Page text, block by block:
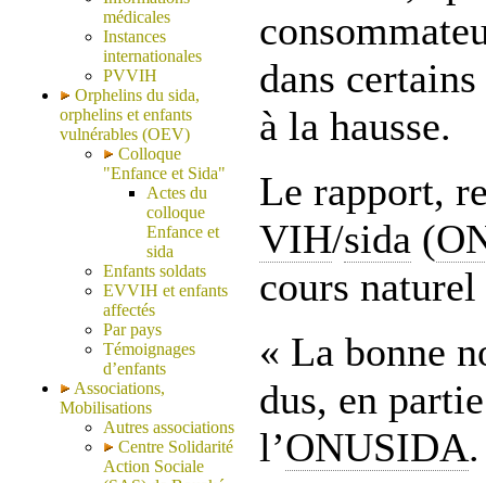
médicales
Instances
internationales
PVVIH
Orphelins du sida,
orphelins et enfants
vulnérables (OEV)
Colloque
"Enfance et Sida"
Actes du
colloque
Enfance et
sida
Enfants soldats
EVVIH et enfants
affectés
Par pays
Témoignages
d’enfants
Associations,
Mobilisations
Autres associations
Centre Solidarité
Action Sociale
dans
à la hausse.
Le rapport,
VIH/sida (
cours
« La bonne
dus, en
l’ONUSIDA